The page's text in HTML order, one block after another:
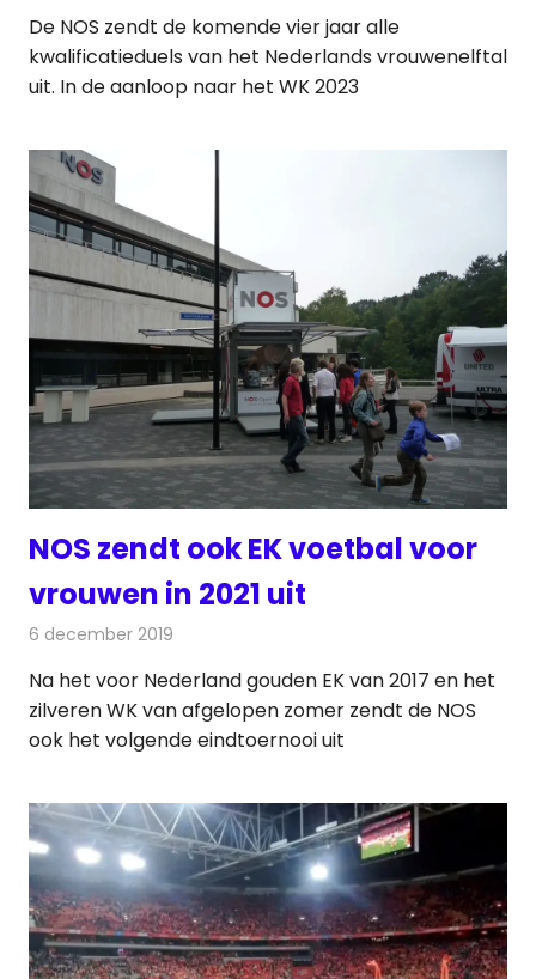
De NOS zendt de komende vier jaar alle
kwalificatieduels van het Nederlands vrouwenelftal
uit. In de aanloop naar het WK 2023
NOS zendt ook EK voetbal voor
vrouwen in 2021 uit
6 december 2019
Na het voor Nederland gouden EK van 2017 en het
zilveren WK van afgelopen zomer zendt de NOS
ook het volgende eindtoernooi uit